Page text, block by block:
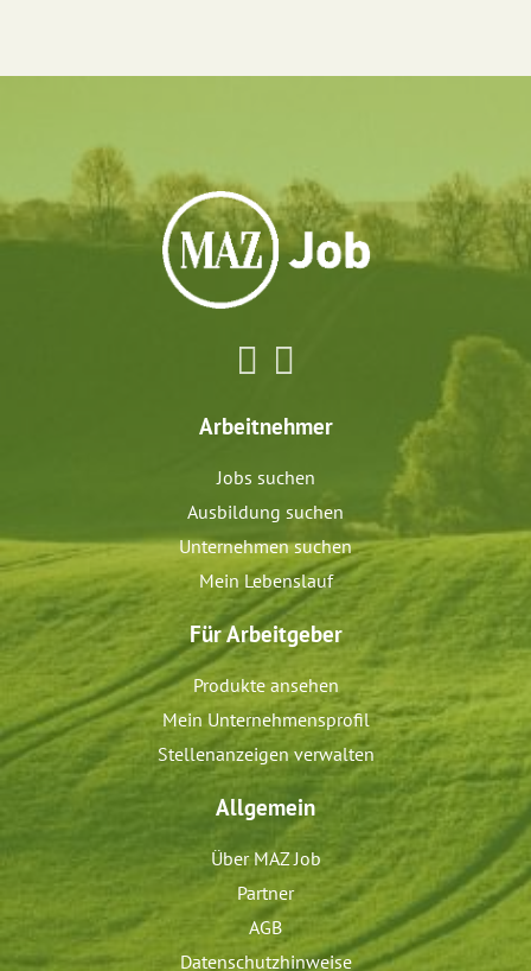
Arbeitnehmer
Jobs suchen
Ausbildung suchen
Unternehmen suchen
Mein Lebenslauf
Für Arbeitgeber
Produkte ansehen
Mein Unternehmensprofil
Stellenanzeigen verwalten
Allgemein
Über MAZ Job
Partner
AGB
Datenschutzhinweise